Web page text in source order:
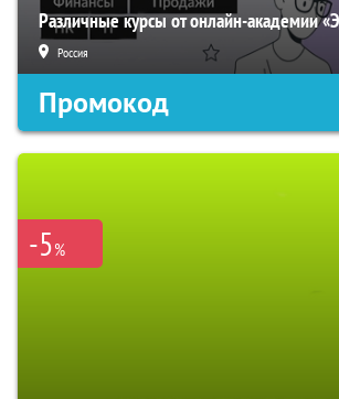
Различные курсы от онлайн-академии
Россия
Промокод
-5%